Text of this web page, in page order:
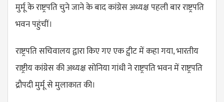
मुर्मू के राष्ट्रपति चुने जाने के बाद कांग्रेस अध्यक्ष पहली बार राष्ट्रपति
भवन पहुंचीं।
राष्ट्रपति सचिवालय द्वारा किए गए एक ट्वीट में कहा गया, भारतीय
राष्ट्रीय कांग्रेस की अध्यक्ष सोनिया गांधी ने राष्ट्रपति भवन में राष्ट्रपति
द्रौपदी मुर्मू से मुलाकात की।